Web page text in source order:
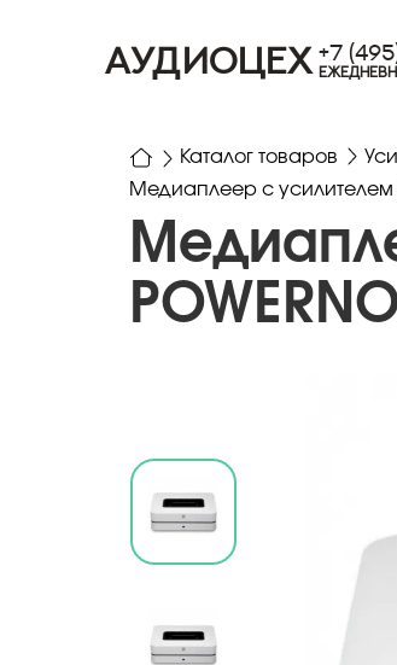
АУДИОЦЕХ +7
Каталог товаров
Медиаплеер с усилителем